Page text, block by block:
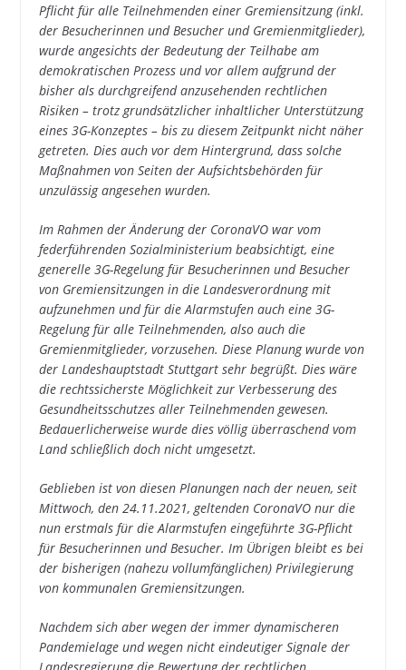
Pflicht für alle Teilnehmenden einer Gremiensitzung (inkl.
der Besucherinnen und Besucher und Gremienmitglieder),
wurde angesichts der Bedeutung der Teilhabe am
demokratischen Prozess und vor allem aufgrund der
bisher als durchgreifend anzusehenden rechtlichen
Risiken – trotz grundsätzlicher inhaltlicher Unterstützung
eines 3G-Konzeptes – bis zu diesem Zeitpunkt nicht näher
getreten. Dies auch vor dem Hintergrund, dass solche
Maßnahmen von Seiten der Aufsichtsbehörden für
unzulässig angesehen wurden.
Im Rahmen der Änderung der CoronaVO war vom
federführenden Sozialministerium beabsichtigt, eine
generelle 3G-Regelung für Besucherinnen und Besucher
von Gremiensitzungen in die Landesverordnung mit
aufzunehmen und für die Alarmstufen auch eine 3G-
Regelung für alle Teilnehmenden, also auch die
Gremienmitglieder, vorzusehen. Diese Planung wurde von
der Landeshauptstadt Stuttgart sehr begrüßt. Dies wäre
die rechtssicherste Möglichkeit zur Verbesserung des
Gesundheitsschutzes aller Teilnehmenden gewesen.
Bedauerlicherweise wurde dies völlig überraschend vom
Land schließlich doch nicht umgesetzt.
Geblieben ist von diesen Planungen nach der neuen, seit
Mittwoch, den 24.11.2021, geltenden CoronaVO nur die
nun erstmals für die Alarmstufen eingeführte 3G-Pflicht
für Besucherinnen und Besucher. Im Übrigen bleibt es bei
der bisherigen (nahezu vollumfänglichen) Privilegierung
von kommunalen Gremiensitzungen.
Nachdem sich aber wegen der immer dynamischeren
Pandemielage und wegen nicht eindeutiger Signale der